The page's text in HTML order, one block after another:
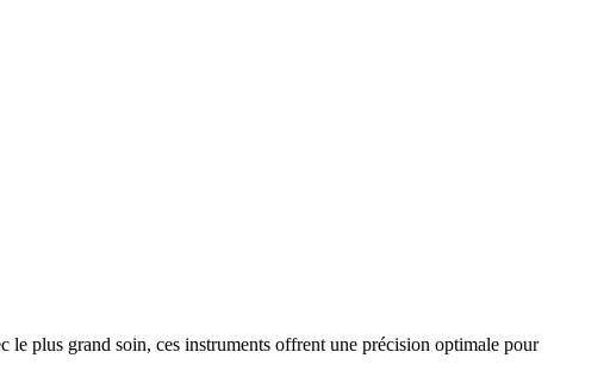
plus grand soin, ces instruments offrent une précision optimale pour